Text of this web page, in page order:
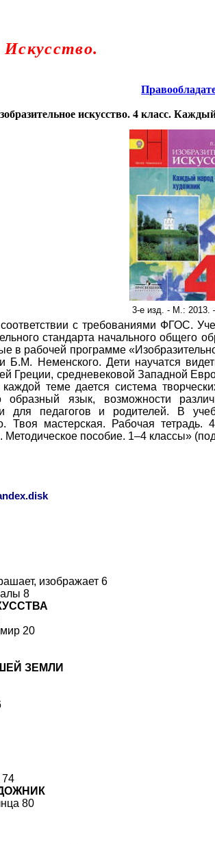
Искусство.
искусство. 4 класс.
3-е изд. - М.: 2013.
с требованиями ФГОС.
стандарта начального
в рабочей программе
Б.М. Неменского. Дети научатся
Греции, средневековой Западной
теме дается система
образный язык, возможности
для педагогов и родителей. В
Твоя мастерская. Рабочая
Методическое пособие. 1–4 классы»
изображает 6
8
20
ЗЕМЛИ
74
80